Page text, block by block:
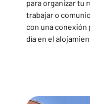
para organizar tu
trabajar o
con una conexión
día en el